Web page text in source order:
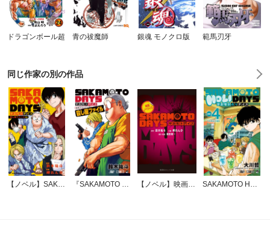
ドラゴンボール超 青の祓魔師 銀魂 モノクロ版 範馬刃牙
同じ作家の別の作品
【ノベル】SAKAMOTO DAYS 『SAKAMOTO DAYS』公式ファンブック 【ノベル】映画ノベライズ SAKAMOTO DAYS SAKAMOTO HOLIDAYS